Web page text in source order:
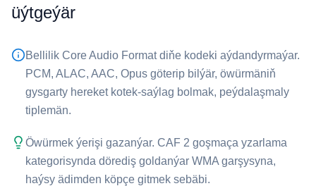
üýtgeýär
Bellilik Core Audio Format diňe kodeki aýdandyrmaýar.
PCM, ALAC, AAC, Opus göterip bilýär, öwürmäniň
gysgarty hereket kotek-saýlag bolmak, peýdalaşmaly
tiplemän.
Öwürmek ýerişi gazanýar. ⁦CAF⁩ 2 goşmaça yzarlama
kategorisynda dörediş goldanýar ⁦WMA⁩ garşysyna,
haýsy ädimden köpçe gitmek sebäbi.